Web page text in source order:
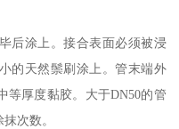
后涂上。接合表面必须被浸
的天然鬃刷涂上。管末端外
等厚度黏胶。大于DN50的管
次数。